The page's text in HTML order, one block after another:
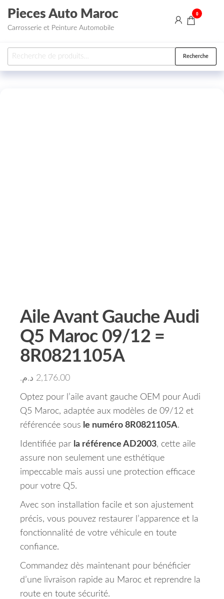
Aller au contenu
Pieces Auto Maroc
Carrosserie et Peinture Automobile
0
Recherche pour : Recherche
Aile Avant Gauche Audi
Q5 Maroc 09/12 =
8R0821105A
2,176.00 د.م.
Optez pour l’aile avant gauche OEM pour Audi
Q5 Maroc, adaptée aux modèles de 09/12 et
référencée sous le numéro 8R0821105A.
Identifiée par la référence AD2003, cette aile
assure non seulement une esthétique
impeccable mais aussi une protection efficace
pour votre Q5.
Avec son installation facile et son ajustement
précis, vous pouvez restaurer l’apparence et la
fonctionnalité de votre véhicule en toute
confiance.
Commandez dès maintenant pour bénéficier
d’une livraison rapide au Maroc et reprendre la
route en toute sécurité.